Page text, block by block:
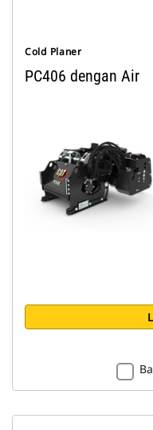
Cold Planer
PC406 dengan Air